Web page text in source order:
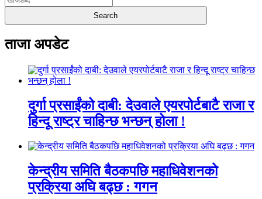
ताजा अपडेट
दुर्गा प्रसाईंको दाबी: देउवाले एयरपोर्टबाटै राजा र
हिन्दू राष्ट्र चाहिन्छ भन्छन् होला !
केन्द्रीय समिति बैठकपछि महाधिवेशनको
प्रक्रिया अघि बढ्छ : गगन